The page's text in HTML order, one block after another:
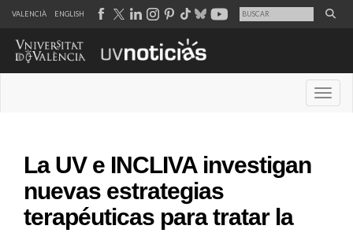
VALENCIÀ ENGLISH
La UV e INCLIVA investigan
nuevas estrategias
terapéuticas para tratar la